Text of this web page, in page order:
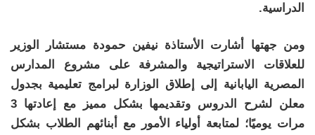
الدراسية.
ومن جهتها أشارت الأستاذة نيفين حمودة مستشار الوزير
للعلاقات الاستراتيجية والمشرفة على مشروع المدارس
المصرية اليابانية إلى إطلاق الوزارة لبرامج تعليمية بجدول
معلن لشرح الدروس وتقديمها بشكل مميز مع إعادتها 3
مرات يوميًا؛ لمتابعة أولياء الأمور مع أبنائهم الطلاب بشكل